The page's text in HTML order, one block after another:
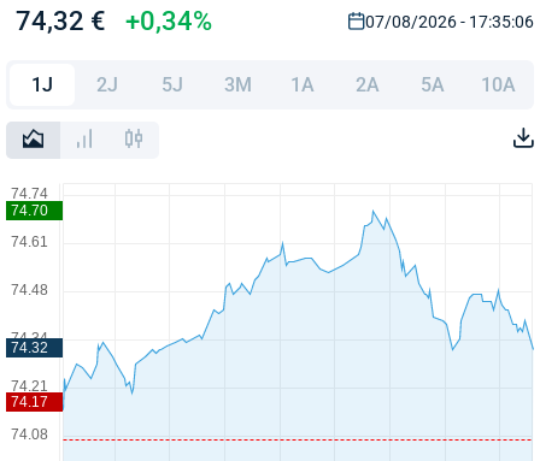
74,32 € +0,34% 07/08/2026 - 17:35:06
1J 2J 5J 3M 1A 2A 5A 10A